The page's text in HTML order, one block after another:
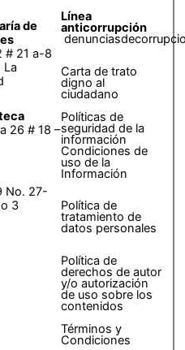
de
# 21 a-8
La
26 # 18 –
No. 27-
3
Línea
anticorrupción
Carta de trato
digno al
ciudadano
Políticas de
seguridad de la
información
Condiciones de
uso de la
Información
Política de
tratamiento de
datos personales
Política de
derechos de autor
y/o autorización
de uso sobre los
contenidos
Términos y
Condiciones